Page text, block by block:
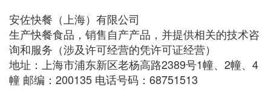
安佐快餐（上海）有限公司
生产快餐食品，销售自产产品，并提供相关的技术咨
询和服务（涉及许可经营的凭许可证经营）
地址：上海市浦东新区老杨高路2389号1幢、2幢、4
幢 邮编：200135 电话号码：68751513